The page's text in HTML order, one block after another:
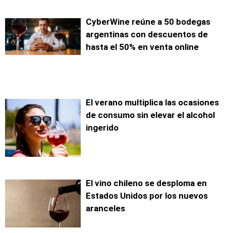
CyberWine reúne a 50 bodegas
argentinas con descuentos de
hasta el 50% en venta online
El verano multiplica las ocasiones
de consumo sin elevar el alcohol
ingerido
El vino chileno se desploma en
Estados Unidos por los nuevos
aranceles